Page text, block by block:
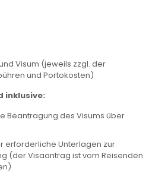
Visum (jeweils zzgl. der
und Portokosten)
inklusive:
Beantragung des Visums über
erforderliche Unterlagen zur
(der Visaantrag ist vom Reisenden